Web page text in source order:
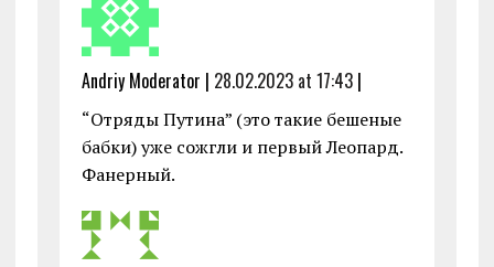
Andriy Moderator | 28.02.2023 at 17:43|
“Отряды Путина” (это такие бешеные
бабки) уже сожгли и первый Леопард.
Фанерный.